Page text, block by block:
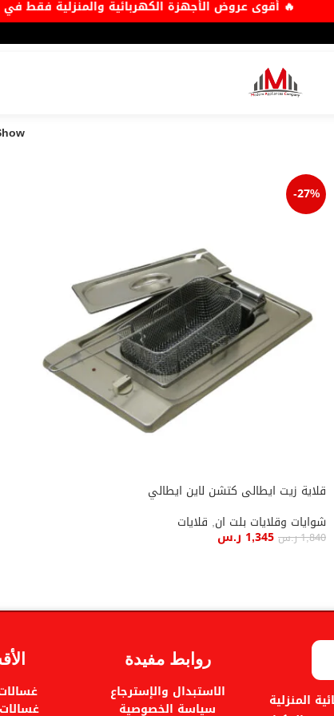
🔥 أقوى عروض الأجهزة الكهربائية والمنزلية فقط
-27%
قلاية زيت ايطالى كتشن لاين ايطالي
شوايات وقلايات بلت ان, قلايات
1,840ر.س 1,345 ر.س
المنزلية
روابط مفيدة
الاستبدال والإسترجاع
سياسة الخصوصية